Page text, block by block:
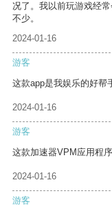
况了。我以前玩游戏经
不少。
2024-01-16
游客
这款app是我娱乐的好帮
2024-01-16
游客
这款加速器VPM应用程
2024-01-16
游客